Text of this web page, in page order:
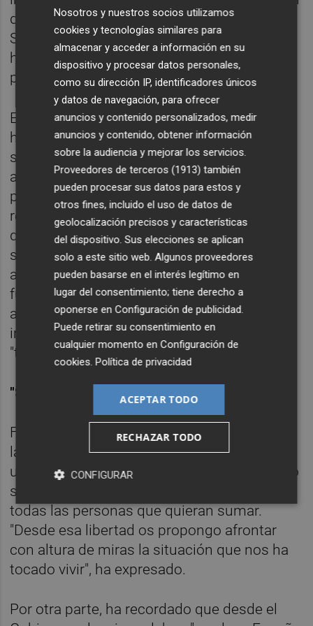
de la crisis y garantizar la Educación, la
Sanidad y el Estado de Bienestar, la
herramienta es el Gobierno y la fuerza, el
partido".
El presidente de los 'populares' valencianos
ha advertido a los presentes que el partido
se enfrenta "a su mayor desafío", y ha
añadido que el futuro de la Comunitat sólo
puede garantizarlo el PP. "Nuestra
responsabilidad es mayor que nunca y hay
que empujar hacia arriba", ha destacado. En
su opinión, la actual es la "situación más
adversa de la democracia, con los
fundamentos del estado del bienestar en
arenas movedizas, en riesgo", por lo que ha
instado a los miembros del partido a
"trabajar día a día por garantizarlo".
"SIN PEAJES EN LA MOCHILA"
Fabra ha destacado que no tiene "peajes en
la mochila, ni más ataduras" que las que le
unen a la Comunitat, por lo que ha mostrado
su intención de construir un proyecto con
todas las personas que quieran sumar.
"Desde esa libertad os propongo afrontar
con altura de miras la situación que nos ha
tocado vivir", ha expresado.
Por otra parte, ha recordado que desde el
Nosotros y nuestros socios utilizamos
cookies y tecnologías similares para
almacenar y acceder a información en su
dispositivo y procesar datos personales,
como su dirección IP, identificadores únicos
y datos de navegación, para ofrecer
anuncios y contenido personalizados, medir
anuncios y contenido, obtener información
sobre la audiencia y mejorar los servicios.
Proveedores de terceros (1913) también
pueden procesar sus datos para estos y
otros fines, incluido el uso de datos de
geolocalización precisos y características
del dispositivo. Sus elecciones se aplican
solo a este sitio web. Algunos proveedores
pueden basarse en el interés legítimo en
lugar del consentimiento; tiene derecho a
oponerse enConfiguración de publicidad
Puede retirar su consentimiento en
cualquier momento enConfiguración de
cookies .Política de privacidad
ACEPTAR TODO
RECHAZAR TODO
CONFIGURAR